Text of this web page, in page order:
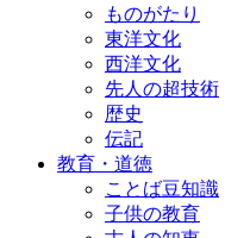
ものがたり
東洋文化
西洋文化
先人の超技術
歴史
伝記
教育・道徳
ことば豆知識
子供の教育